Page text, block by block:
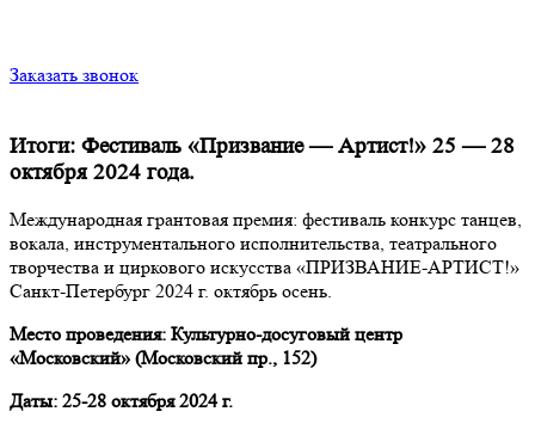
Заказать звонок
Итоги: Фестиваль «Призвание — Артист!» 25 — 28
октября 2024 года.
Международная грантовая премия: фестиваль конкурс танцев,
вокала, инструментального исполнительства, театрального
творчества и циркового искусства «ПРИЗВАНИЕ-АРТИСТ!»
Санкт-Петербург 2024 г. октябрь осень.
Место проведения: Культурно-досуговый центр
«Московский» (Московский пр., 152)
Даты: 25-28 октября 2024 г.